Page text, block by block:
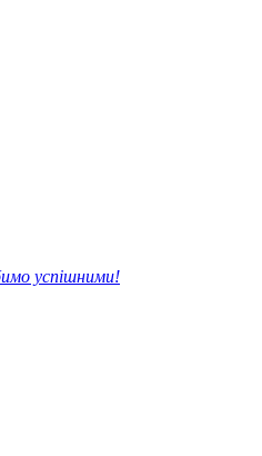
успішними!